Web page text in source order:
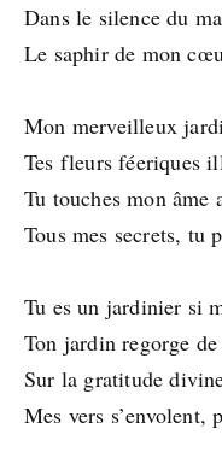
Dans le silence du
Le saphir de mon
Mon merveilleux
Tes fleurs féeriques
Tu touches mon âme
Tous mes secrets, tu
Tu es un jardinier si
Ton jardin regorge
Sur la gratitude
Mes vers s’envolent,